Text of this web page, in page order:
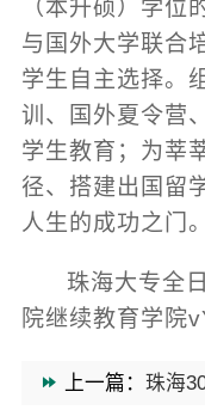
（本升硕）学位
与国外大学联合
学生自主选择。
训、国外夏令营
学生教育；为莘
径、搭建出国留
人生的成功之门。
珠海大专全
院继续教育学院
上一篇： 珠海300分能